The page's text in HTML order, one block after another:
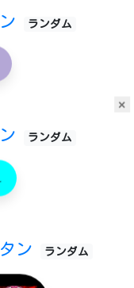
×
ランダム
ランダム
ン ランダム